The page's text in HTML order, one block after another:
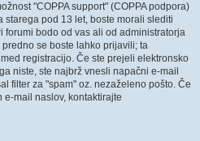
"COPPA support" (COPPA podpora)
pod 13 let, boste morali slediti
forumi bodo od vas ali od administratorja
se boste lahko prijavili; ta
registracijo. Če ste prejeli elektronsko
niste, ste najbrž vnesli napačni e-mail
filter za "spam" oz. nezaželeno pošto. Če
mail naslov, kontaktirajte